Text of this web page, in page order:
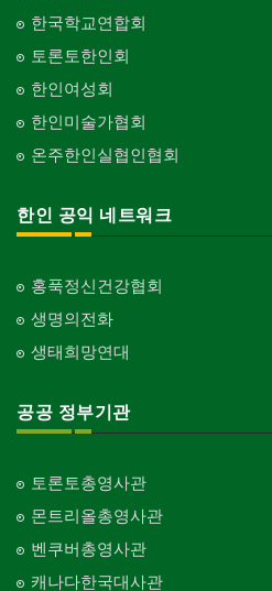
한국학교연합회
토론토한인회
한인여성회
한인미술가협회
온주한인실협인협회
한인 공익 네트워크
홍푹정신건강협회
생명의전화
생태희망연대
공공 정부기관
토론토총영사관
몬트리올총영사관
벤쿠버총영사관
캐나다한국대사관